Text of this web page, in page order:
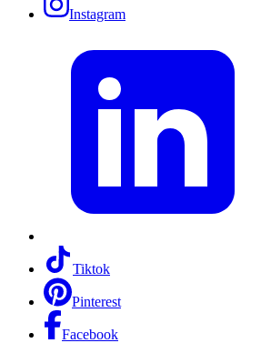
Instagram
Tiktok
Pinterest
Facebook